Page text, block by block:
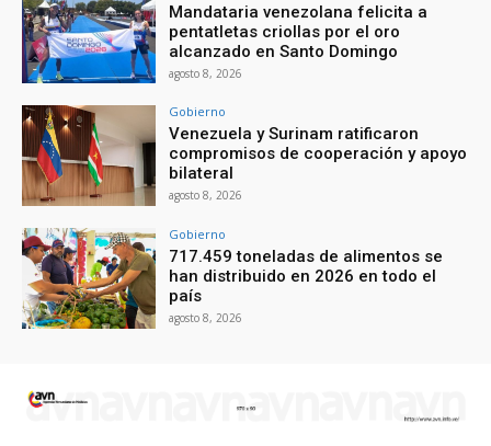
Mandataria venezolana felicita a
pentatletas criollas por el oro
alcanzado en Santo Domingo
agosto 8, 2026
Gobierno
Venezuela y Surinam ratificaron
compromisos de cooperación y apoyo
bilateral
agosto 8, 2026
Gobierno
717.459 toneladas de alimentos se
han distribuido en 2026 en todo el
país
agosto 8, 2026